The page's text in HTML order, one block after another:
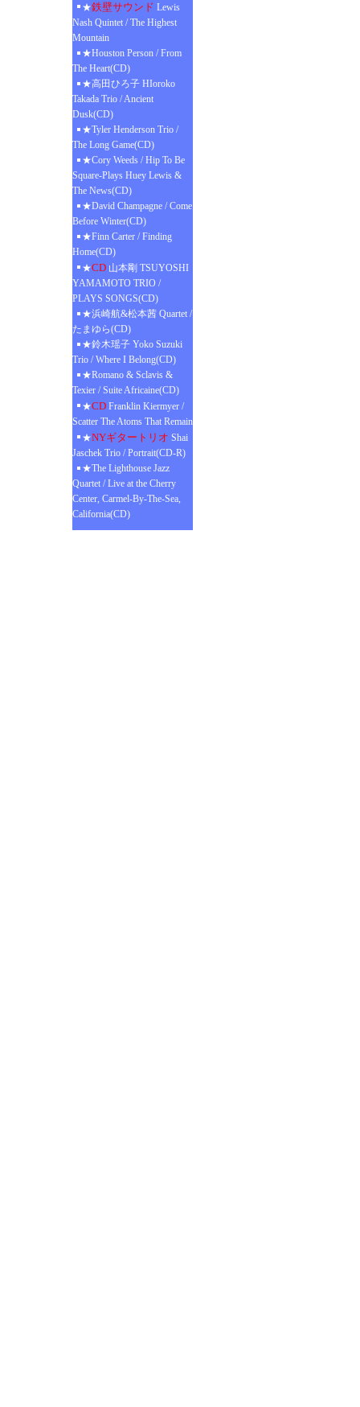
★鉄壁サウンド Lewis
Nash Quintet / The Highest
Mountain
★Houston Person / From
The Heart(CD)
★高田ひろ子 HIoroko
Takada Trio / Ancient
Dusk(CD)
★Tyler Henderson Trio /
The Long Game(CD)
★Cory Weeds / Hip To Be
Square-Plays Huey Lewis &
The News(CD)
★David Champagne / Come
Before Winter(CD)
★Finn Carter / Finding
Home(CD)
★CD 山本剛 TSUYOSHI
YAMAMOTO TRIO /
PLAYS SONGS(CD)
★浜崎航&松本茜 Quartet /
たまゆら(CD)
★鈴木瑶子 Yoko Suzuki
Trio / Where I Belong(CD)
★Romano & Sclavis &
Texier / Suite Africaine(CD)
★CD Franklin Kiermyer /
Scatter The Atoms That Remain
★NYギタートリオ Shai
Jaschek Trio / Portrait(CD-R)
★The Lighthouse Jazz
Quartet / Live at the Cherry
Center, Carmel-By-The-Sea,
California(CD)